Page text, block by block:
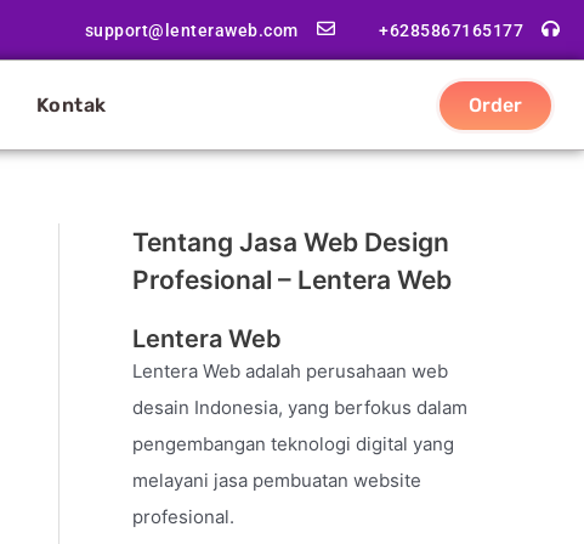
support@lenteraweb.com +6285867165177
Kontak Order
Tentang Jasa Web Design
Profesional – Lentera Web
Lentera Web
Lentera Web adalah perusahaan web
desain Indonesia, yang berfokus dalam
pengembangan teknologi digital yang
melayani jasa pembuatan website
profesional.